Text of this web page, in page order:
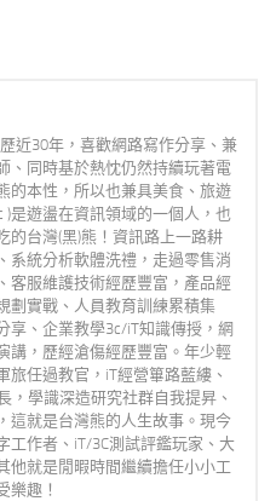
近30年，喜歡網路寫作分享、兼
、同時基於熱忱仍然持續玩著電
的本性，所以也兼具美食、旅遊
)是遊盪在資訊領域的一個人，也
的台灣(黑)熊！資訊路上一路耕
系統分析軟體洗禮，走過零售消
客服維護技術經歷豐富，產品經
劃實戰、人員教育訓練累積集
享、企業教學3c/iT知識傳授，網
講，歷經滄傷經歷豐富。年少輕
旅任過教官，iT經營篳路藍縷、
，學識深造研究社群自我提昇、
這就是台灣熊的人生故事。現今
工作者、iT/3C測試評鑑玩家、大
他就是閒暇時間繼續擔任小小工
樂趣！